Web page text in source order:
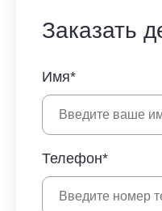
Заказать
Имя*
Телефон*